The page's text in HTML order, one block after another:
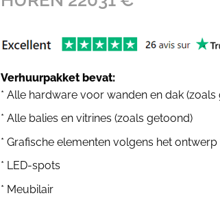
Verhuurpakket bevat:
* Alle hardware voor wanden en dak (zoals
* Alle balies en vitrines (zoals getoond)
* Grafische elementen volgens het
* LED-spots
* Meubilair